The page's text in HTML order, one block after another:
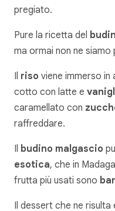
pregiato.
Pure la ricetta del
ma ormai non ne siamo
Il riso viene immerso in
cotto con latte e
caramellato con
raffreddare.
Il budino malgascio
esotica, che in
frutta più usati sono
Il dessert che ne